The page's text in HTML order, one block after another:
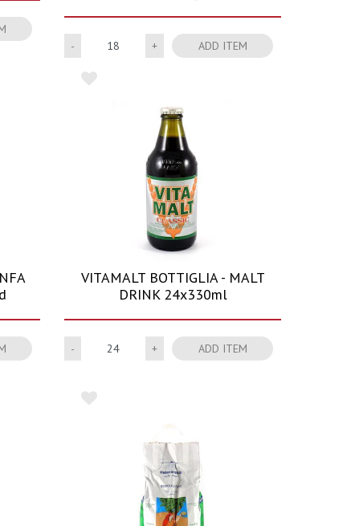
Quantity ADD ITEM
VITAMALT BOTTIGLIA - MALT
DRINK 24x330ml
Quantity ADD ITEM